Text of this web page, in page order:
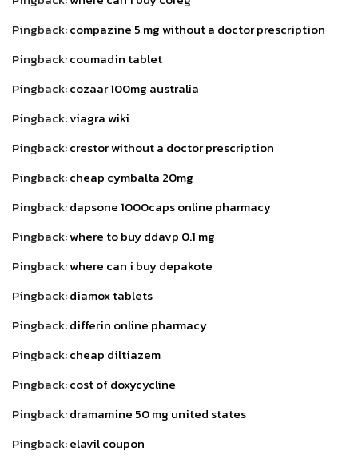
Pingback:compazine 5 mg without a doctor prescription
Pingback:coumadin tablet
Pingback:cozaar 100mg australia
Pingback:viagra wiki
Pingback:crestor without a doctor prescription
Pingback:cheap cymbalta 20mg
Pingback:dapsone 1000caps online pharmacy
Pingback:where to buy ddavp 0.1 mg
Pingback:where can i buy depakote
Pingback:diamox tablets
Pingback:differin online pharmacy
Pingback:cheap diltiazem
Pingback:cost of doxycycline
Pingback:dramamine 50 mg united states
Pingback:elavil coupon